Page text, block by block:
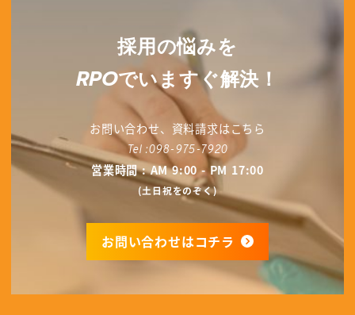
採用の悩みを
RPOでいますぐ解決！
お問い合わせ、資料請求はこちら
Tel :098-975-7920
営業時間 : AM 9:00 - PM 17:00
(土日祝をのぞく)
お問い合わせはコチラ